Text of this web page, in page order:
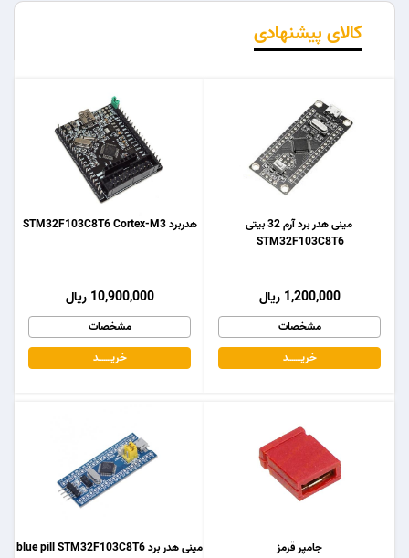
کالای پیشنهادی
هدربرد STM32F103C8T6 Cortex-M3
10,900,000 ریال
مشخصات
خریـــــــد
مینی هدر برد آرم 32 بیتی
STM32F103C8T6
1,200,000 ریال
مشخصات
خریـــــــد
مینی هدر برد blue pill STM32F103C8T6 جامپر قرمز